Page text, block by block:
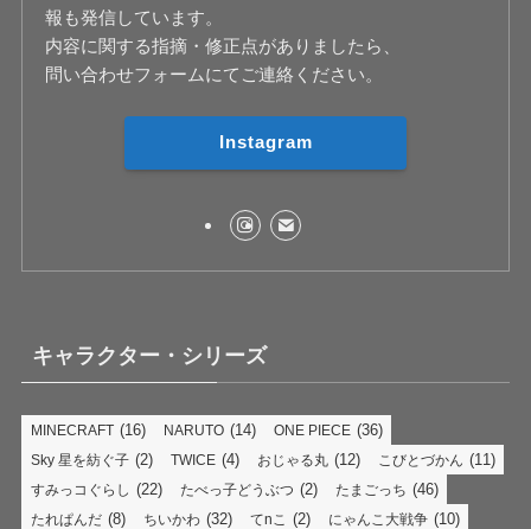
報も発信しています。
内容に関する指摘・修正点がありましたら、
問い合わせフォームにてご連絡ください。
Instagram
キャラクター・シリーズ
MINECRAFT (16) NARUTO (14) ONE PIECE (36)
Sky 星を紡ぐ子 (2) TWICE (4) おじゃる丸 (12) こびとづかん (11)
すみっコぐらし (22) たべっ子どうぶつ (2) たまごっち (46)
たれぱんだ (8) ちいかわ (32) てnこ (2) にゃんこ大戦争 (10)